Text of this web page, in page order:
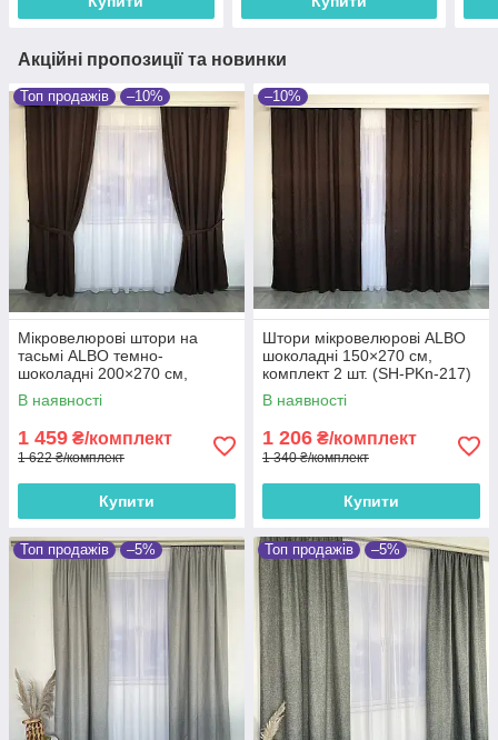
Акційні пропозиції та новинки
Топ продажів –10%
Мікровелюрові штори на
тасьмі ALBO темно-
шоколадні 200×270 см,
комплект 2 шт. (SH-PK-217)
В наявності
1 459 ₴/комплект
1 622 ₴/комплект
Купити
–10%
Штори мікровелюрові ALBO
шоколадні 150×270 см,
комплект 2 шт. (SH-PKn-217)
В наявності
1 206 ₴/комплект
1 340 ₴/комплект
Купити
Топ продажів –5% Топ продажів –5%